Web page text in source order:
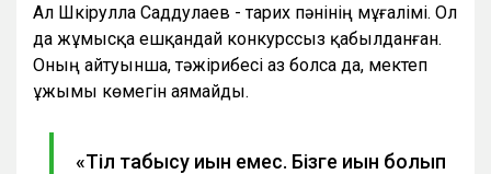
Ал Шүкірулла Саддулаев - тарих пәнінің мұғалімі. Ол
да жұмысқа ешқандай конкурссыз қабылданған.
Оның айтуынша, тәжірибесі аз болса да, мектеп
ұжымы көмегін аямайды.
«Тіл табысу қиын емес. Бізге қиын болып